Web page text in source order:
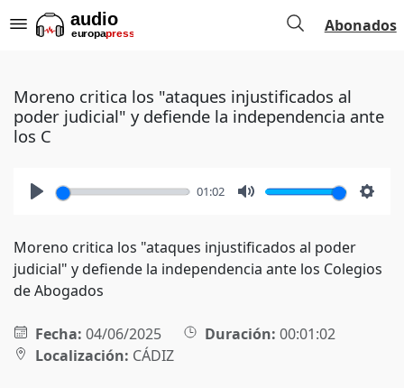
Abonados
Moreno critica los "ataques injustificados al
poder judicial" y defiende la independencia ante
los C
01:02
Moreno critica los "ataques injustificados al poder
judicial" y defiende la independencia ante los Colegios
de Abogados
Fecha: 04/06/2025 Duración: 00:01:02
Localización: CÁDIZ